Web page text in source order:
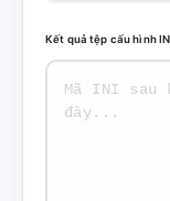
Kết quả tệp cấu hình